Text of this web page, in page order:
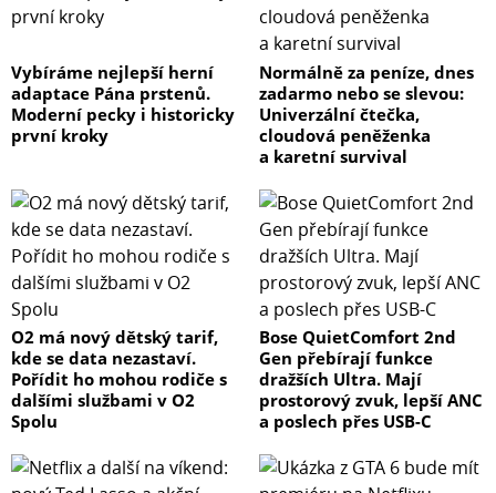
Vybíráme nejlepší herní
adaptace Pána prstenů.
Moderní pecky i historicky
první kroky
Normálně za peníze, dnes
zadarmo nebo se slevou:
Univerzální čtečka,
cloudová peněženka
a karetní survival
O2 má nový dětský tarif,
kde se data nezastaví.
Pořídit ho mohou rodiče s
dalšími službami v O2
Spolu
Bose QuietComfort 2nd
Gen přebírají funkce
dražších Ultra. Mají
prostorový zvuk, lepší ANC
a poslech přes USB-C